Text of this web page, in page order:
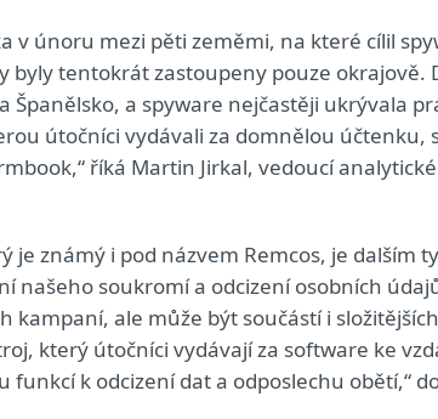
v únoru mezi pěti zeměmi, na které cílil
byly tentokrát zastoupeny pouze okrajově.
Španělsko, a spyware nejčastěji ukrývala
útočníci vydávali za domnělou účtenku,
říká Martin Jirkal, vedoucí
je známý i pod názvem Remcos, je dalším
našeho soukromí a odcizení osobních
kampaní, ale může být součástí i
který útočníci vydávají za software ke
funkcí k odcizení dat a odposlechu obětí,“